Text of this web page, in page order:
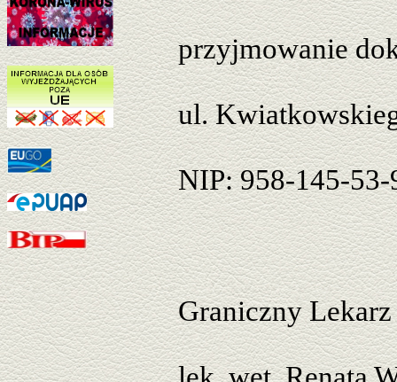
przyjmowanie
ul.
NIP: 958-145-53-
Graniczny